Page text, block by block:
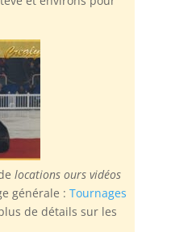
locations ours vidéos
générale : Tournages
de détails sur les